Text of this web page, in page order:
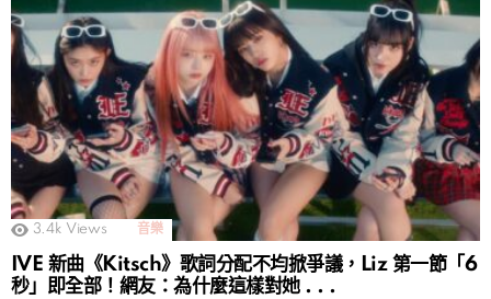
3.4k Views 音樂
IVE 新曲《Kitsch》歌詞分配不均掀爭議，Liz 第一節「6
秒」即全部！網友：為什麼這樣對她 . . .